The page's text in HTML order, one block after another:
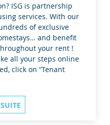
ISG is partnership
services. With our
of exclusive
and benefit
your rent !
all your steps online
click on “Tenant